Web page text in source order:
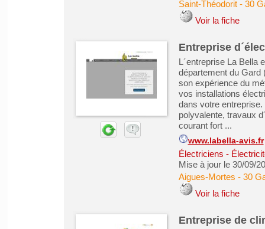
Saint-Théodorit- 30
Voir la fiche
Entreprise
L´entreprise La Bella
département du Gard
son expérience du
vos installations
dans votre
polyvalente, travaux
courant fort ...
www.labella-avis.fr
Électriciens -
Mise à jour le 30/09/
Aigues-Mortes - 30
Voir la fiche
Entreprise de